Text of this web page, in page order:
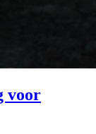
voor